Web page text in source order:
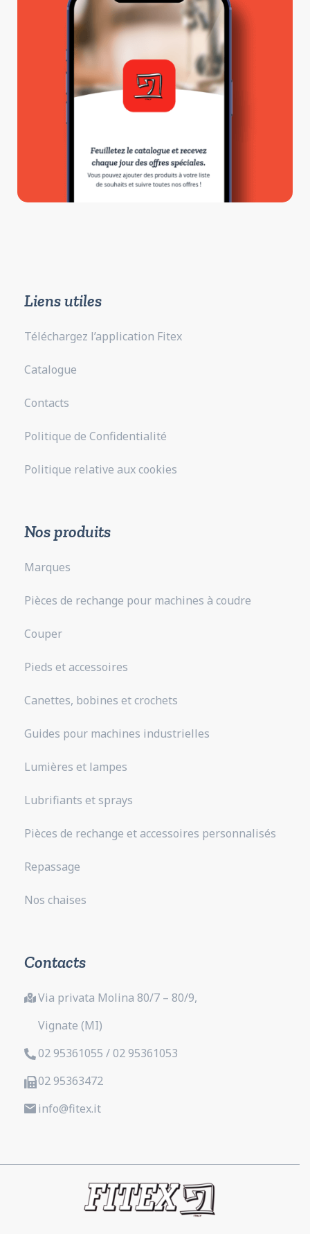
Liens utiles
Téléchargez l’application Fitex
Catalogue
Contacts
Politique de Confidentialité
Politique relative aux cookies
Nos produits
Marques
Pièces de rechange pour machines à coudre
Couper
Pieds et accessoires
Canettes, bobines et crochets
Guides pour machines industrielles
Lumières et lampes
Lubrifiants et sprays
Pièces de rechange et accessoires personnalisés
Repassage
Nos chaises
Contacts
Via privata Molina 80/7 – 80/9,
Vignate (MI)
02 95361055 / 02 95361053
02 95363472
info@fitex.it